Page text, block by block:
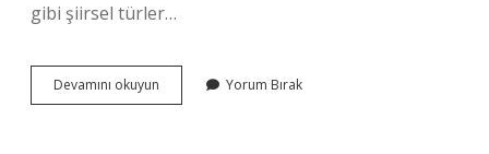
gibi şiirsel türler…
Devamını okuyun
Tür
Yorum Bırak